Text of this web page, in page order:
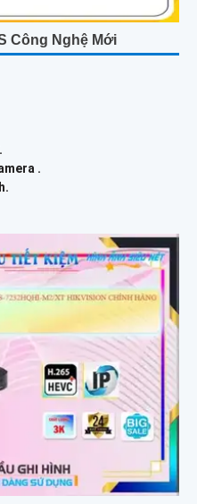
Công Nghệ Mới
.